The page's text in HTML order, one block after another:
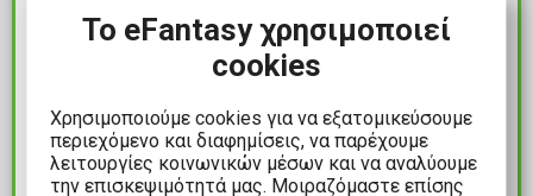
Sanrio: Hello Kitty and
Friends - Kuromi Ριγέ
Κάλτσες (Μέγεθος 36-
69,99€
Disney: Lilo & Stitch -
Yoo Hoo
Χριστουγεννιάτικο
Το eFantasy χρησιμοποιεί
cookies
Χρησιμοποιούμε cookies για να εξατομικεύσουμε
περιεχόμενο και διαφημίσεις, να παρέχουμε
λειτουργίες κοινωνικών μέσων και να αναλύουμε
την επισκεψιμότητά μας. Μοιραζόμαστε επίσης